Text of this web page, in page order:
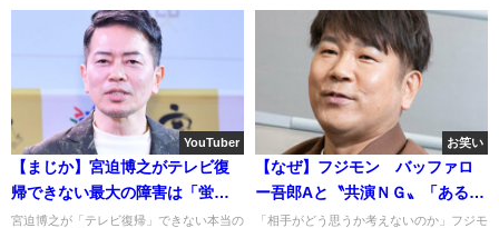
YouTuber
【まじか】宮迫博之がテレビ復
帰できない最大の障害は「蛍原
徹氏との関係修復が済んでいな
宮迫博之が「テレビ復帰」できない本当の
お笑い
【なぜ】フジモン バッファロ
ー吾郎Aと〝共演ＮＧ〟「あるく
だりで…」
「相手がどう思うか考えないのか」フジモ